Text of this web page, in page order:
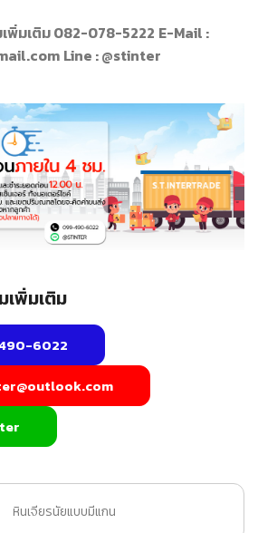
พิ่มเติม 082-078-5222 E-Mail :
Line : @stinter
เพิ่มเติม
6022
หินเจียรนัยแบบมีแกน